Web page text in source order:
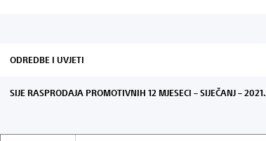
ODREDBE I UVJETI
SIJE RASPRODAJA PROMOTIVNIH 12 MJESECI – SIJEČANJ – 2021.